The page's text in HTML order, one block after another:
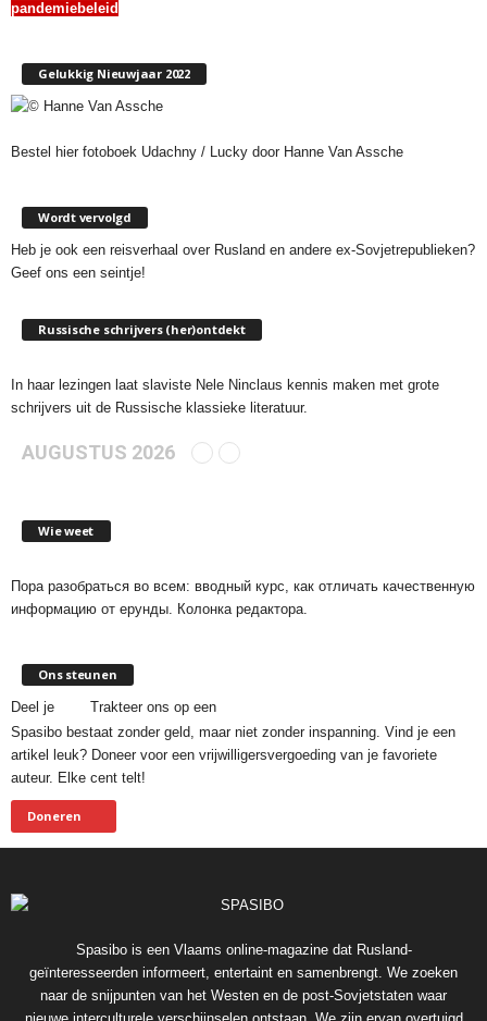
pandemiebeleid
Gelukkig Nieuwjaar 2022
Bestel hier fotoboek Udachny / Lucky door Hanne Van Assche
Wordt vervolgd
Heb je ook een reisverhaal over Rusland en andere ex-Sovjetrepublieken?
Geef ons een seintje!
Russische schrijvers (her)ontdekt
In haar lezingen laat slaviste Nele Ninclaus kennis maken met grote
schrijvers uit de Russische klassieke literatuur.
AUGUSTUS 2026
Wie weet
Пора разобраться во всем: вводный курс, как отличать качественную
информацию от ерунды. Колонка редактора.
Ons steunen
Deel je
Trakteer ons op een
Spasibo bestaat zonder geld, maar niet zonder inspanning. Vind je een
artikel leuk? Doneer voor een vrijwilligersvergoeding van je favoriete
auteur. Elke cent telt!
Doneren
Spasibo is een Vlaams online-magazine dat Rusland-
geïnteresseerden informeert, entertaint en samenbrengt. We zoeken
naar de snijpunten van het Westen en de post-Sovjetstaten waar